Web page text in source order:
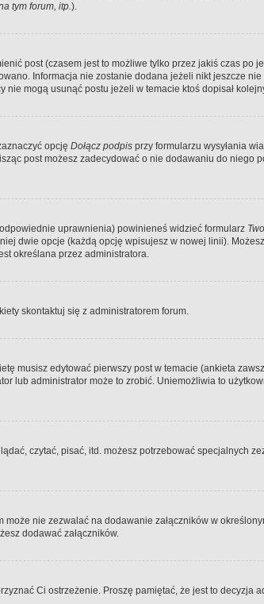
tym forum, itp.).
post (czasem jest to możliwe tylko przez jakiś czas po
Informacja nie zostanie dodana jeżeli nikt jeszcze
mogą usunąć postu jeżeli w temacie ktoś dopisał
opcję Dołącz podpis przy formularzu wysyłania
post możesz zadecydować o nie dodawaniu do niego
uprawnienia) powinieneś widzieć formularz
dwie opcje (każdą opcję wpisujesz w nowej linii).
określana przez administratora.
skontaktuj się z administratorem forum.
musisz edytować pierwszy post w temacie (ankieta
lub administrator może to zrobić. Uniemożliwia to
czytać, pisać, itd. możesz potrzebować specjalnych
nie zezwalać na dodawanie załączników w
dodawać załączników.
Ci ostrzeżenie. Proszę pamiętać, że jest to decyzja